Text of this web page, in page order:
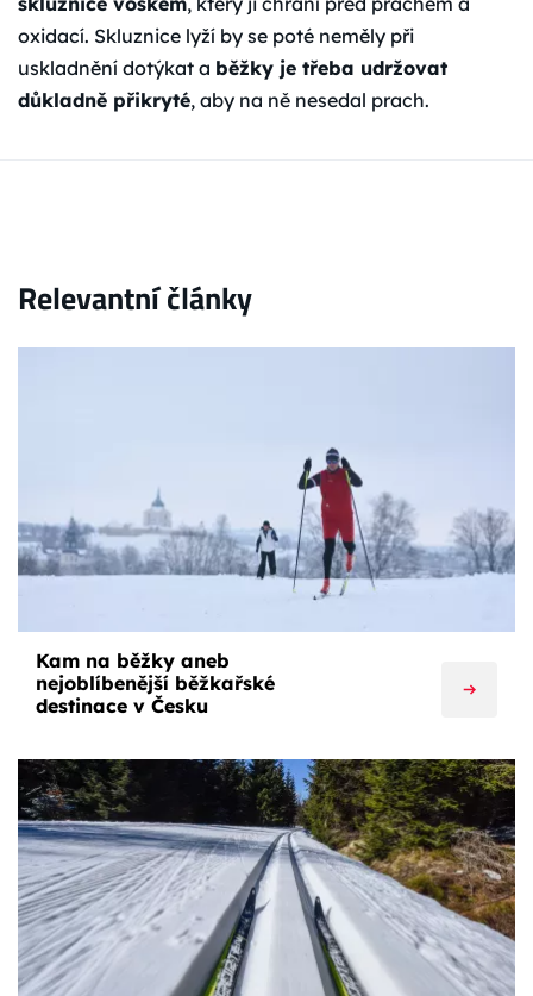
oxidací. Skluznice lyží by se poté neměly při
uskladnění dotýkat a běžky je třeba udržovat
důkladně přikryté, aby na ně nesedal prach.
Relevantní články
Kam na běžky aneb
nejoblíbenější běžkařské
destinace v Česku